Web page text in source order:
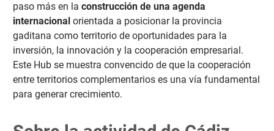
paso más en la construcción de una agenda
internacionalorientada a posicionar la provincia
gaditana como territorio de oportunidades para la
inversión, la innovación y la cooperación empresarial.
Este Hub se muestra convencido de que la cooperación
entre territorios complementarios es una vía fundamental
para generar crecimiento.